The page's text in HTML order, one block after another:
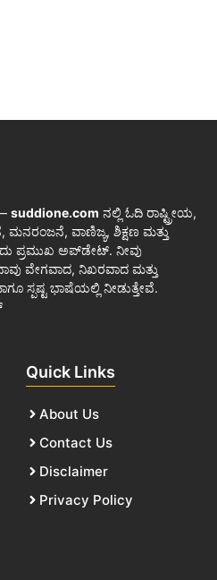
suddione.com ನಲ್ಲಿ ಓದಿ ರಾಷ್ಟ್ರೀಯ,
ಮನರಂಜನೆ, ವಾಣಿಜ್ಯ, ಶಿಕ್ಷಣ ಮತ್ತು
ಪ್ರಮುಖ ಅಪ್‌ಡೇಟ್. ನೀವು
ವೇಗವಾದ, ನಿಖರವಾದ ಮತ್ತು
ಸ್ಪಷ್ಟ ಭಾಷೆಯಲ್ಲಿ ನೀಡುತ್ತೇವೆ.
Quick Links
About Us
Contact Us
Disclaimer
Privacy Policy